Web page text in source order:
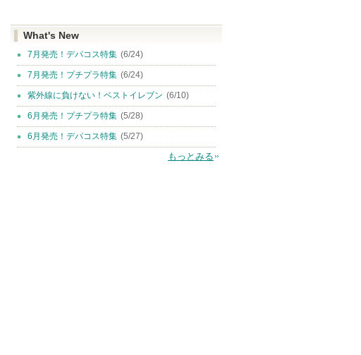
What's New
7月発売！デパコス特集 (6/24)
7月発売！プチプラ特集 (6/24)
紫外線に負けない！ベストイレブン (6/10)
6月発売！プチプラ特集 (5/28)
6月発売！デパコス特集 (5/27)
もっとみる